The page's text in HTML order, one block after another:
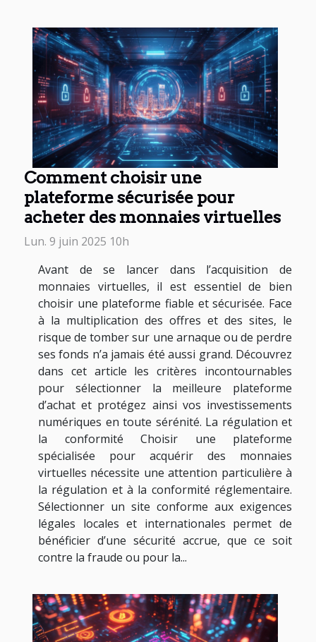
Comment choisir une
plateforme sécurisée pour
acheter des monnaies virtuelles
Lun. 9 juin 2025 10h
Avant de se lancer dans l’acquisition de
monnaies virtuelles, il est essentiel de bien
choisir une plateforme fiable et sécurisée. Face
à la multiplication des offres et des sites, le
risque de tomber sur une arnaque ou de perdre
ses fonds n’a jamais été aussi grand. Découvrez
dans cet article les critères incontournables
pour sélectionner la meilleure plateforme
d’achat et protégez ainsi vos investissements
numériques en toute sérénité. La régulation et
la conformité Choisir une plateforme
spécialisée pour acquérir des monnaies
virtuelles nécessite une attention particulière à
la régulation et à la conformité réglementaire.
Sélectionner un site conforme aux exigences
légales locales et internationales permet de
bénéficier d’une sécurité accrue, que ce soit
contre la fraude ou pour la...